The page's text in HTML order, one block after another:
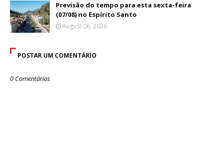
Previsão do tempo para esta sexta-feira
(07/08) no Espírito Santo
August 06, 2026
POSTAR UM COMENTÁRIO
0 Comentários